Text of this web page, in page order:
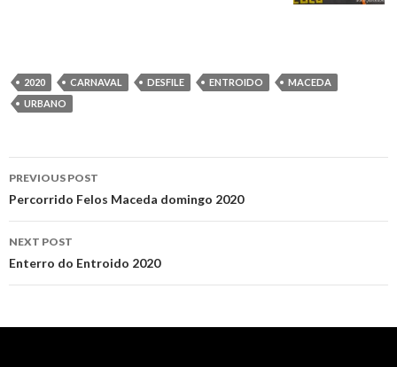
2020 CARNAVAL DESFILE ENTROIDO
MACEDA
URBANO
navigation
PREVIOUS POST
Percorrido Felos Maceda domingo 2020
NEXT POST
Enterro do Entroido 2020